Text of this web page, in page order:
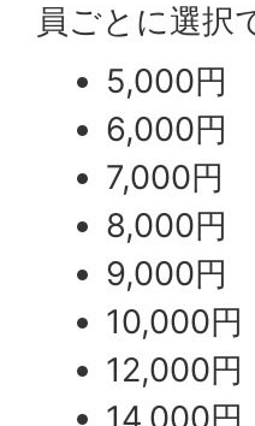
員ごとに選択
5,000円
6,000円
7,000円
8,000円
9,000円
10,000円
12,000円